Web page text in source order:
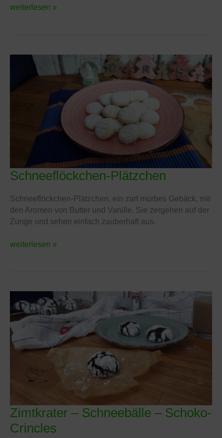
weiterlesen »
Schneeflöckchen-Plätzchen
Schneeflöckchen-Plätzchen, ein zart mürbes Gebäck, mit
den Aromen von Butter und Vanille. Sie zergehen auf der
Zunge und sehen einfach zauberhaft aus.
Schneeflöckchen-
weiterlesen »
Zimtkrater – Schneebälle – Schoko-
Crincles
Zimtkrater
–
Schneebälle